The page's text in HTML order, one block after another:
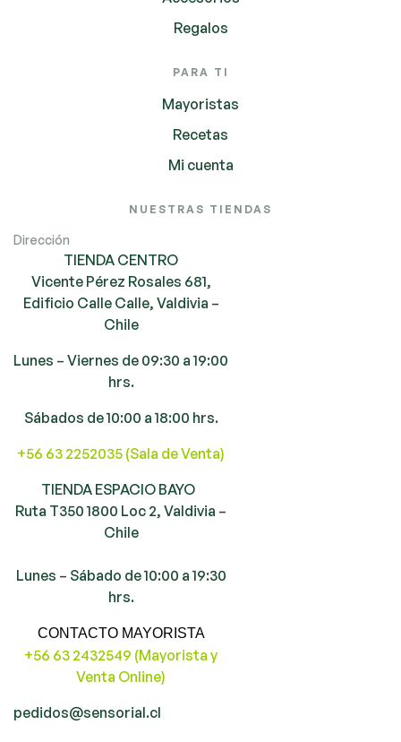
Regalos
PARA TI
Mayoristas
Recetas
Mi cuenta
NUESTRAS TIENDAS
Dirección
TIENDA CENTRO
Vicente Pérez Rosales 681,
Edificio Calle Calle, Valdivia –
Chile
Lunes – Viernes de 09:30 a 19:00
hrs.
Sábados de 10:00 a 18:00 hrs.
+56 63 2252035 (Sala de Venta)
TIENDA ESPACIO BAYO
Ruta T350 1800 Loc 2, Valdivia –
Chile
Lunes – Sábado de 10:00 a 19:30
hrs.
CONTACTO MAYORISTA
+56 63 2432549 (Mayorista y
Venta Online)
pedidos@sensorial.cl